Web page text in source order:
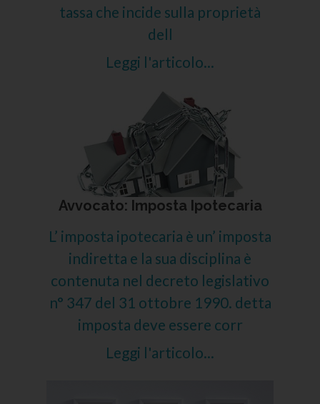
tassa che incide sulla proprietà
dell
Leggi l'articolo...
Avvocato: Imposta Ipotecaria
L’ imposta ipotecaria è un’ imposta
indiretta e la sua disciplina è
contenuta nel decreto legislativo
n° 347 del 31 ottobre 1990. detta
imposta deve essere corr
Leggi l'articolo...